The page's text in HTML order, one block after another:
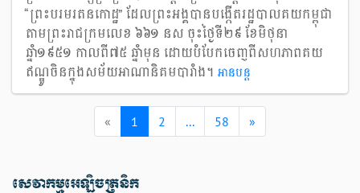
“ព្រះបរមរតនកោដ្ឋ” ដែលព្រះអង្គបានបង្កើតរដ្ឋបាលគយកម្ពុជា
តាមព្រះរាជក្រមលេខ ៦៦១ នស ចុះថ្ងៃទី២៩ ខែមិថុនា
ឆ្នាំ១៩៥១ កាលពី៧៥ ឆ្នាំមុន ដោយបំបែកចេញពីសហភាពគយ
ឥណ្ឌូចិនក្នុងសម័យអាណានិគមបារាំង។ អាន​បន្ត
« Previous
1 (current)
2 ... 58 »
សេវាកម្មអេឡិចត្រូនិក